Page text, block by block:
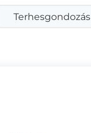
Terhesgondozás